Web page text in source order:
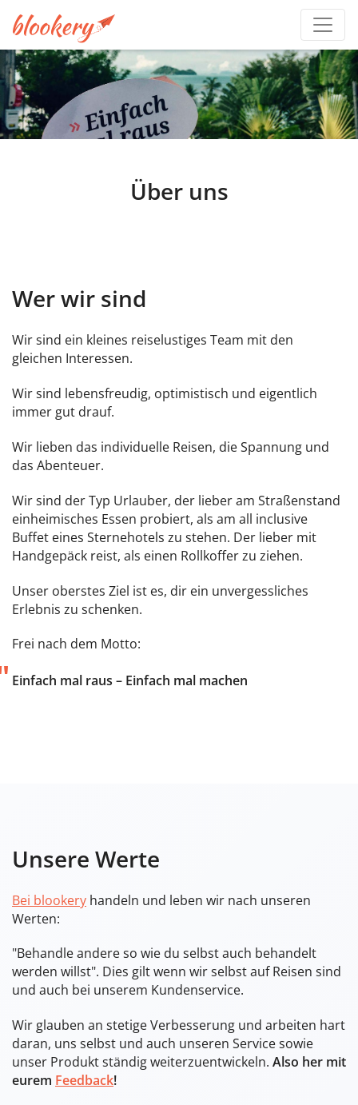
Über uns
Wer wir sind
Wir sind ein kleines reiselustiges Team mit den
gleichen Interessen.
Wir sind lebensfreudig, optimistisch und eigentlich
immer gut drauf.
Wir lieben das individuelle Reisen, die Spannung und
das Abenteuer.
Wir sind der Typ Urlauber, der lieber am Straßenstand
einheimisches Essen probiert, als am all inclusive
Buffet eines Sternehotels zu stehen. Der lieber mit
Handgepäck reist, als einen Rollkoffer zu ziehen.
Unser oberstes Ziel ist es, dir ein unvergessliches
Erlebnis zu schenken.
Frei nach dem Motto:
Einfach mal raus – Einfach mal machen
Unsere Werte
Bei blookery handeln und leben wir nach unseren
Werten:
"Behandle andere so wie du selbst auch behandelt
werden willst". Dies gilt wenn wir selbst auf Reisen sind
und auch bei unserem Kundenservice.
Wir glauben an stetige Verbesserung und arbeiten hart
daran, uns selbst und auch unseren Service sowie
unser Produkt ständig weiterzuentwickeln. Also her mit
eurem Feedback!